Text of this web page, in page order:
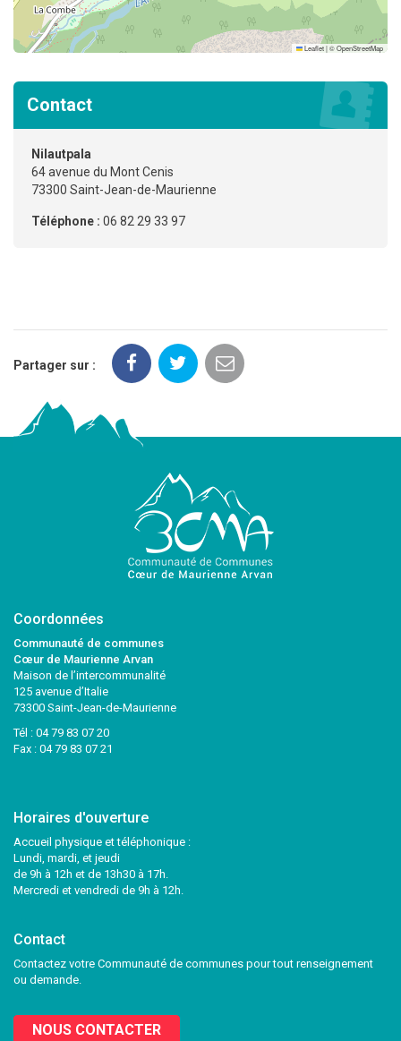
Leaflet|©OpenStreetMap
Contact
Nilautpala
64 avenue du Mont Cenis
73300 Saint-Jean-de-Maurienne
Téléphone : 06 82 29 33 97
Partager sur :
Coordonnées
Communauté de communes
Cœur de Maurienne Arvan
Maison de l’intercommunalité
125 avenue d’Italie
73300 Saint-Jean-de-Maurienne
Tél : 04 79 83 07 20
Fax : 04 79 83 07 21
Horaires d'ouverture
Accueil physique et téléphonique :
Lundi, mardi, et jeudi
de 9h à 12h et de 13h30 à 17h.
Mercredi et vendredi de 9h à 12h.
Contact
Contactez votre Communauté de communes pour tout renseignement
ou demande.
NOUS CONTACTER